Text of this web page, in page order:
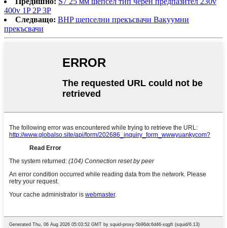
400v 1P 2P 3P
Следващо: BHP щепселни прекъсвачи Вакуумни
прекъсвачи